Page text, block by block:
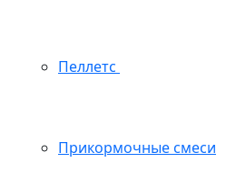
Пеллетс
Прикормочные смеси